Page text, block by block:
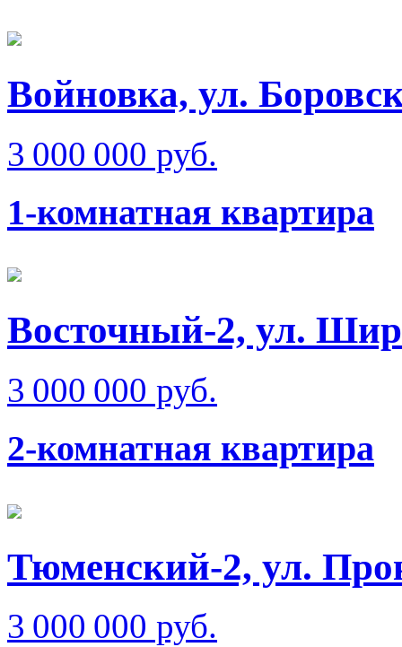
Войновка, ул.
3 000 000 руб.
1-комнатная квартира
Восточный-2, ул.
3 000 000 руб.
2-комнатная квартира
Тюменский-2, ул.
3 000 000 руб.